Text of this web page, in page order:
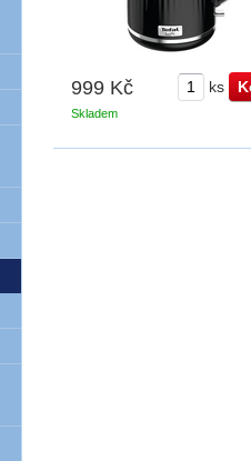
999 Kč ks
Skladem